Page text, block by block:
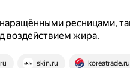
ресницами,
воздействием жира.
skin.ru koreatrade.ru